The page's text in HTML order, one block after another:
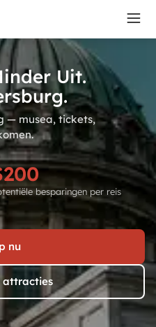
Uit.
— musea, tickets,
besparingen per reis
nu
attracties